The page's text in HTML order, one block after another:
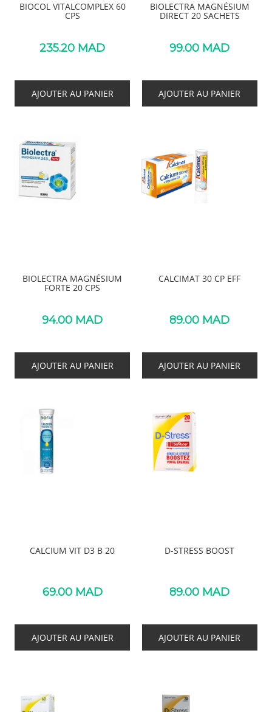
BIOCOL VITALCOMPLEX 60
CPS
235.20 MAD
AJOUTER AU PANIER
BIOLECTRA MAGNÉSIUM
DIRECT 20 SACHETS
99.00 MAD
AJOUTER AU PANIER
BIOLECTRA MAGNÉSIUM
FORTE 20 CPS
94.00 MAD
AJOUTER AU PANIER
CALCIMAT 30 CP EFF
89.00 MAD
AJOUTER AU PANIER
CALCIUM VIT D3 B 20
69.00 MAD
AJOUTER AU PANIER
D-STRESS BOOST
89.00 MAD
AJOUTER AU PANIER